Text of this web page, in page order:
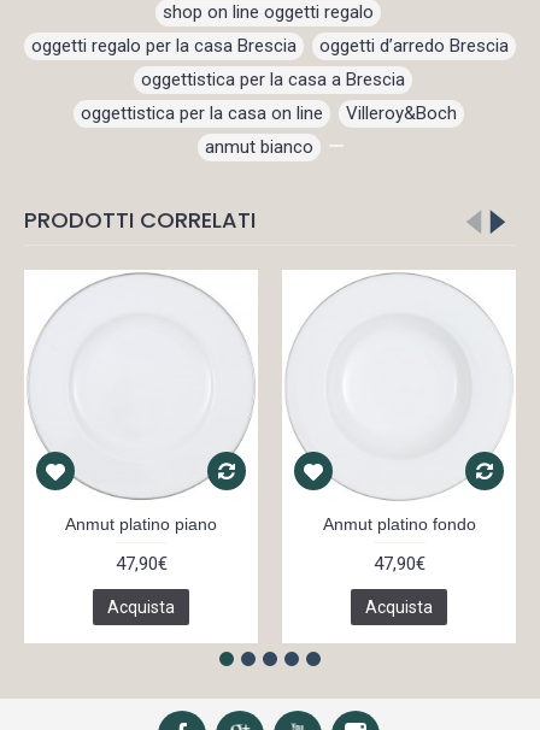
shop on line oggetti regalo
oggetti regalo per la casa Brescia
oggetti d’arredo Brescia
oggettistica per la casa a Brescia ,
oggettistica per la casa on line , Villeroy&Boch ,
anmut bianco ,
PRODOTTI CORRELATI
Anmut platino piano
47,90€
Acquista
Anmut platino fondo
47,90€
Acquista